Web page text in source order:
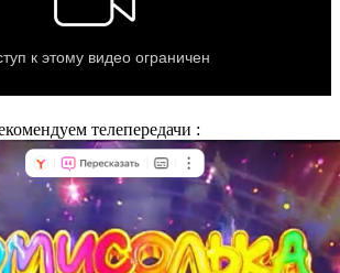
телепередачи :